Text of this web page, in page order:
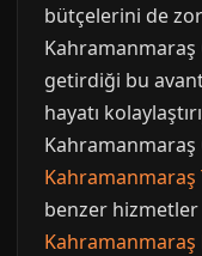
bütçelerini de
Kahramanmaraş
getirdiği bu
hayatı
Kahramanmaraş
benzer